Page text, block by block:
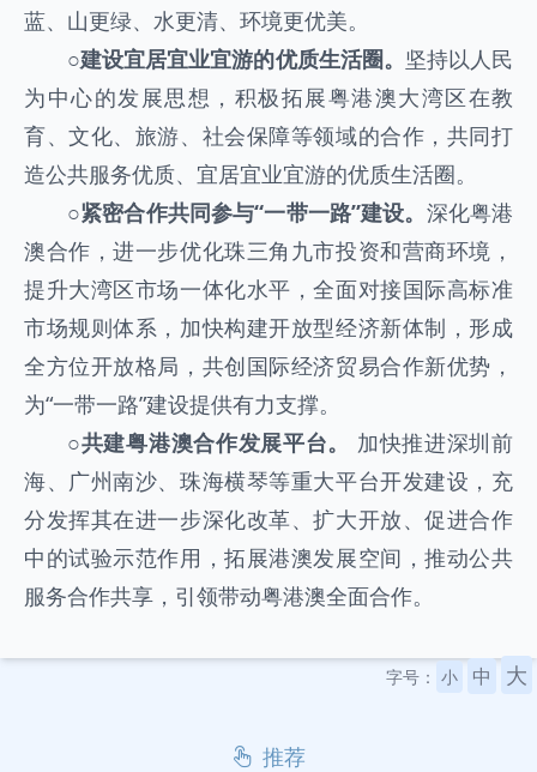
蓝、山更绿、水更清、环境更优美。
○建设宜居宜业宜游的优质生活圈。 坚持以人民
为中心的发展思想，积极拓展粤港澳大湾区在教
育、文化、旅游、社会保障等领域的合作，共同打
造公共服务优质、宜居宜业宜游的优质生活圈。
○紧密合作共同参与“一带一路”建设。 深化粤港
澳合作，进一步优化珠三角九市投资和营商环境，
提升大湾区市场一体化水平，全面对接国际高标准
市场规则体系，加快构建开放型经济新体制，形成
全方位开放格局，共创国际经济贸易合作新优势，
为“一带一路”建设提供有力支撑。
○共建粤港澳合作发展平台。 加快推进深圳前
海、广州南沙、珠海横琴等重大平台开发建设，充
分发挥其在进一步深化改革、扩大开放、促进合作
中的试验示范作用，拓展港澳发展空间，推动公共
服务合作共享，引领带动粤港澳全面合作。
字号： 小 中 大
推荐